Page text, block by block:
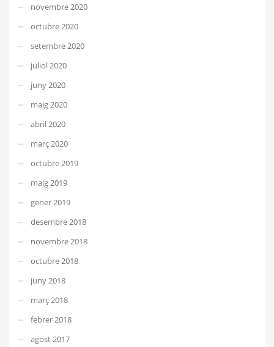
novembre 2020
octubre 2020
setembre 2020
juliol 2020
juny 2020
maig 2020
abril 2020
març 2020
octubre 2019
maig 2019
gener 2019
desembre 2018
novembre 2018
octubre 2018
juny 2018
març 2018
febrer 2018
agost 2017